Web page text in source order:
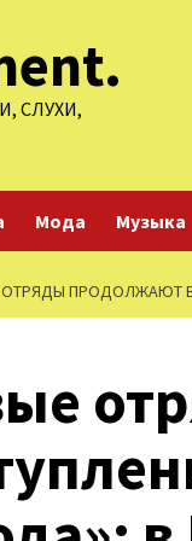
СЛУХИ,
Мода Музыка
ПРОДОЛЖАЮТ